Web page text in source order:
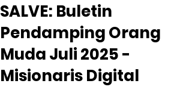
SALVE: Buletin
Pendamping Orang
Muda Juli 2025 -
Misionaris Digital